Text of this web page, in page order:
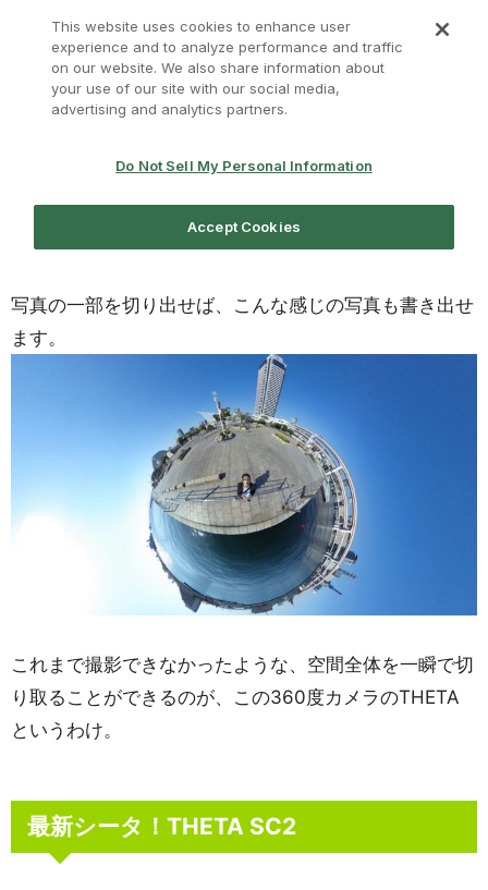
写真の一部を切り出せば、こんな感じの写真も書き出せ
ます。
これまで撮影できなかったような、空間全体を一瞬で切
り取ることができるのが、この360度カメラのTHETA
というわけ。
最新シータ！THETA SC2